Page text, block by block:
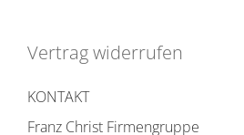
Vertrag widerrufen
KONTAKT
Franz Christ Firmengruppe